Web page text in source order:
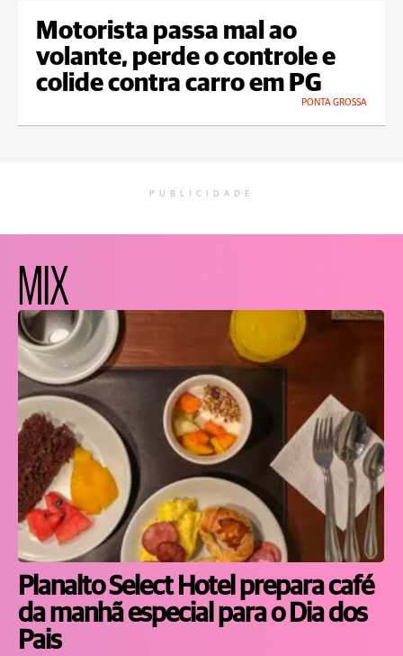
Motorista passa mal ao
volante, perde o controle e
colide contra carro em PG
PONTA GROSSA
PUBLICIDADE
MIX
Planalto Select Hotel prepara café
da manhã especial para o Dia dos
Pais